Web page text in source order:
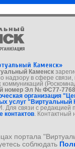
Каменск»
Каменск
надзору в сфере
коммуникаций
номер Эл № ФС77-
организация
услуг "Виртуальный
Для связи с редакцией
контактов .
портала
соблюдать